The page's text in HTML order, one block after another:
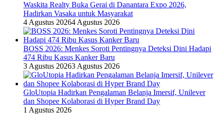
Waskita Realty Buka Gerai di Danantara Expo 2026,
Hadirkan Vasaka untuk Masyarakat
4 Agustus 20264 Agustus 2026
BOSS 2026: Menkes Soroti Pentingnya Deteksi Dini Hadapi
474 Ribu Kasus Kanker Baru
3 Agustus 20263 Agustus 2026
GloUtopia Hadirkan Pengalaman Belanja Imersif, Unilever
dan Shopee Kolaborasi di Hyper Brand Day
1 Agustus 2026